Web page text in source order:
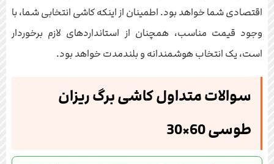
اقتصادی شما خواهد بود. اطمینان از اینکه کاشی انتخابی شما، با
وجود قیمت مناسب، همچنان از استانداردهای لازم برخوردار
است، یک انتخاب هوشمندانه و بلندمدت خواهد بود.
سوالات متداول کاشی برگ ریزان
طوسی 60×30